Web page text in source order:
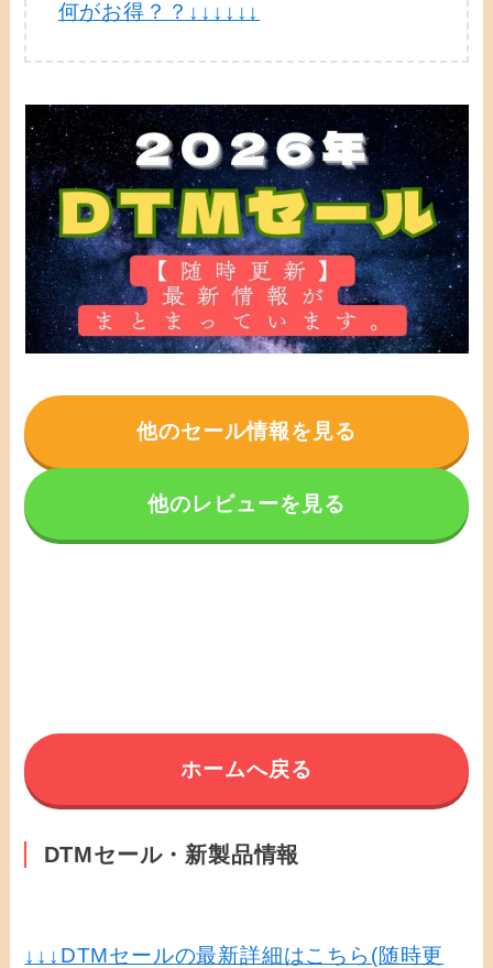
何がお得？？↓↓↓↓↓↓
他のセール情報を見る
他のレビューを見る
ホームへ戻る
DTMセール・新製品情報
↓↓↓ DTMセールの最新詳細はこちら(随時更